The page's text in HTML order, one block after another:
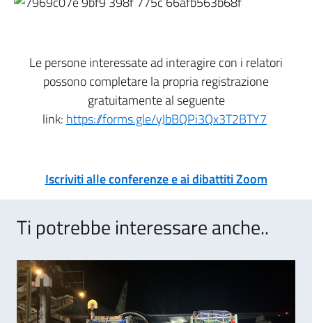
Le persone interessate ad interagire con i relatori
possono completare la propria registrazione
gratuitamente al seguente
link: https://forms.gle/yJbBQPi3Qx3T2BTY7
Iscriviti alle conferenze e ai dibattiti Zoom
Ti potrebbe interessare anche..